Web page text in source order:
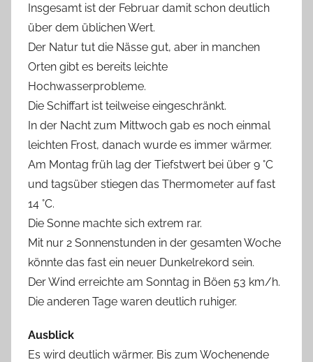
Insgesamt ist der Februar damit schon deutlich
über dem üblichen Wert.
Der Natur tut die Nässe gut, aber in manchen
Orten gibt es bereits leichte
Hochwasserprobleme.
Die Schiffart ist teilweise eingeschränkt.
In der Nacht zum Mittwoch gab es noch einmal
leichten Frost, danach wurde es immer wärmer.
Am Montag früh lag der Tiefstwert bei über 9 °C
und tagsüber stiegen das Thermometer auf fast
14 °C.
Die Sonne machte sich extrem rar.
Mit nur 2 Sonnenstunden in der gesamten Woche
könnte das fast ein neuer Dunkelrekord sein.
Der Wind erreichte am Sonntag in Böen 53 km/h.
Die anderen Tage waren deutlich ruhiger.
Ausblick
Es wird deutlich wärmer. Bis zum Wochenende